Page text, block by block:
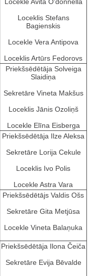
Loceklis Stefans
Bagienskis
Locekle Vera Antipova
Loceklis Artūrs Fedorovs
Priekšsēdētāja Solveiga
Slaidiņa
Sekretāre Vineta Makšus
Loceklis Jānis Ozoliņš
Locekle Elīna Eisberga
Priekšsēdētāja Ilze Aleksa
Sekretāre Lorija Cekule
Loceklis Ivo Polis
Locekle Astra Vara
Priekšsēdētājs Valdis Ošs
Sekretāre Gita Metjūsa
Locekle Vineta Balaņuka
Priekšsēdētāja Ilona Čeiča
Sekretāre Evija Bēvalde